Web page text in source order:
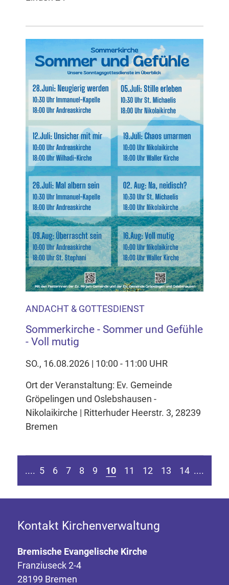
ANDACHT & GOTTESDIENST
Sommerkirche - Sommer und Gefühle
- Voll mutig
SO., 16.08.2026 | 10:00 - 11:00 UHR
Ort der Veranstaltung: Ev. Gemeinde
Gröpelingen und Oslebshausen -
Nikolaikirche | Ritterhuder Heerstr. 3, 28239
Bremen
Seite springen
Zur vorherigen Seite
.... 5 6 7 8 9 10 11 12 13 14 ....
Kontakt Kirchenverwaltung
Bremische Evangelische Kirche
Franziuseck 2-4
28199 Bremen